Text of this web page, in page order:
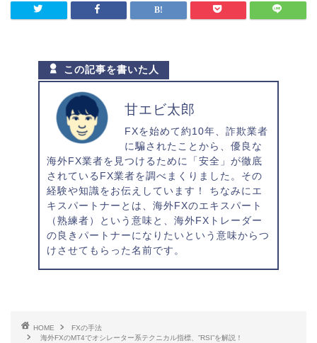
この記事を書いた人
甘エビ太郎
FXを始めて約10年、詐欺業者
に騙されたことから、優良な
海外FX業者を見つけるために「安全」が徹底
されているFX業者を調べまくりました。その
経験や知識をお伝えしています！ ちなみにエ
キスパートナーとは、海外FXのエキスパート
（熟練者）という意味と、海外FXトレーダー
の良きパートナーになりたいという意味からつ
けさせてもらった名前です。
HOME
FXの手法
海外FXのMT4でオシレーター系テクニカル指標、”RSI”を解説！